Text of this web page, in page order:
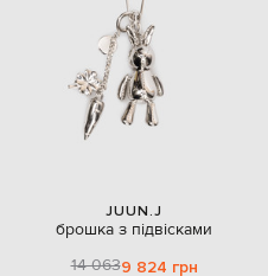
JUUN.J
брошка з підвісками
14 0639 824 грн